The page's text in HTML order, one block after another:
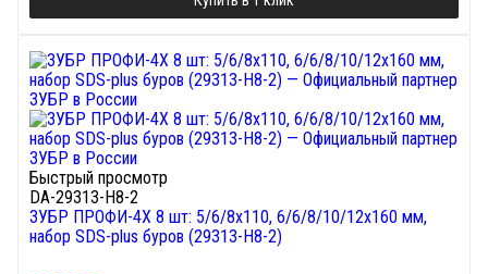
Быстрый просмотр
DA-29313-H8-2
ЗУБР ПРОФИ-4Х 8 шт: 5/6/8х110, 6/6/8/10/12х160 мм,
набор SDS-plus буров (29313-H8-2)